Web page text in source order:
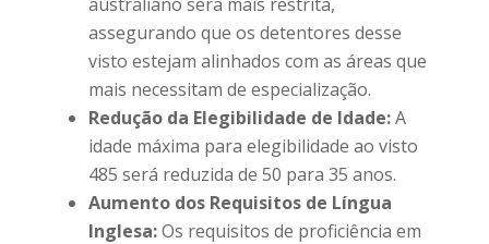
assegurando que os detentores desse
visto estejam alinhados com as áreas que
mais necessitam de especialização.
Redução da Elegibilidade de Idade:A
idade máxima para elegibilidade ao visto
485 será reduzida de 50 para 35 anos.
Aumento dos Requisitos de Língua
Inglesa:Os requisitos de proficiência em